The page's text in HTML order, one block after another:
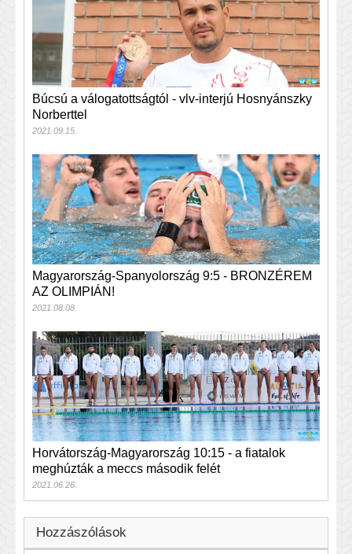
Búcsú a válogatottságtól - vlv-interjú Hosnyánszky
Norberttel
2021.09.15.
Magyarország-Spanyolország 9:5 - BRONZÉREM
AZ OLIMPIÁN!
2021.08.08.
Horvátország-Magyarország 10:15 - a fiatalok
meghúzták a meccs második felét
2021.06.26.
Hozzászólások